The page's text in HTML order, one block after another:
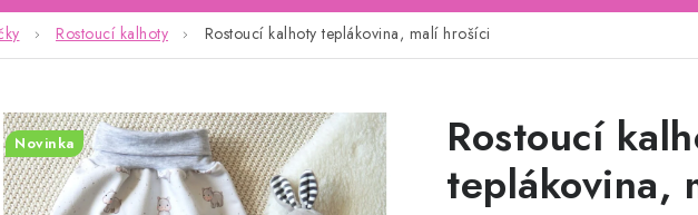
Rostoucí kalhoty Rostoucí kalhoty teplákovina, malí hrošíci
Rostoucí
teplákovina,
Novinka